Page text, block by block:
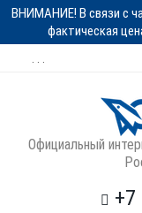
ВНИМАНИЕ! В связи с
фактическая
Официальный
+7